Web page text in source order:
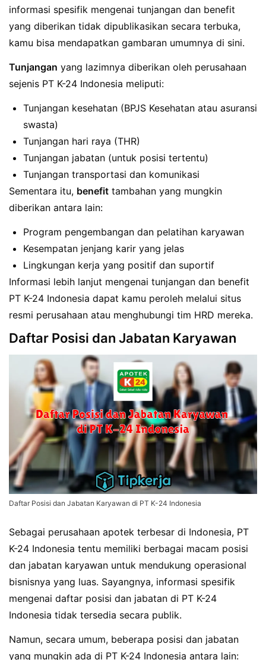
informasi spesifik mengenai tunjangan dan benefit
yang diberikan tidak dipublikasikan secara terbuka,
kamu bisa mendapatkan gambaran umumnya di sini.
Tunjangan yang lazimnya diberikan oleh perusahaan
sejenis PT K-24 Indonesia meliputi:
Tunjangan kesehatan (BPJS Kesehatan atau asuransi
swasta)
Tunjangan hari raya (THR)
Tunjangan jabatan (untuk posisi tertentu)
Tunjangan transportasi dan komunikasi
Sementara itu, benefit tambahan yang mungkin
diberikan antara lain:
Program pengembangan dan pelatihan karyawan
Kesempatan jenjang karir yang jelas
Lingkungan kerja yang positif dan suportif
Informasi lebih lanjut mengenai tunjangan dan benefit
PT K-24 Indonesia dapat kamu peroleh melalui situs
resmi perusahaan atau menghubungi tim HRD mereka.
Daftar Posisi dan Jabatan Karyawan
Daftar Posisi dan Jabatan Karyawan di PT K-24 Indonesia
Sebagai perusahaan apotek terbesar di Indonesia, PT
K-24 Indonesia tentu memiliki berbagai macam posisi
dan jabatan karyawan untuk mendukung operasional
bisnisnya yang luas. Sayangnya, informasi spesifik
mengenai daftar posisi dan jabatan di PT K-24
Indonesia tidak tersedia secara publik.
Namun, secara umum, beberapa posisi dan jabatan
yang mungkin ada di PT K-24 Indonesia antara lain: